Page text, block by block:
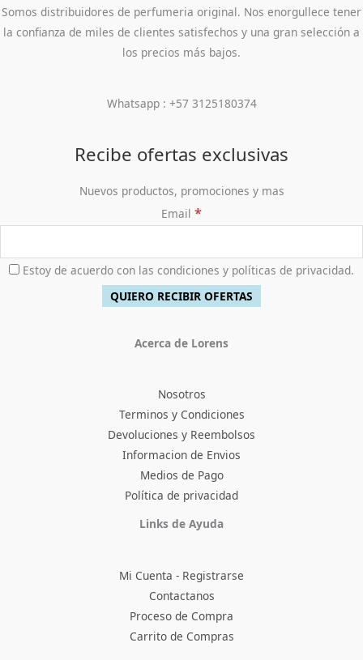
Somos distribuidores de perfumeria original. Nos enorgullece tener
la confianza de miles de clientes satisfechos y una gran selección a
los precios más bajos.
Whatsapp : +57 3125180374
Recibe ofertas exclusivas
Nuevos productos, promociones y mas
Email *
Estoy de acuerdo con las condiciones y políticas de privacidad.
Acerca de Lorens
Nosotros
Terminos y Condiciones
Devoluciones y Reembolsos
Informacion de Envios
Medios de Pago
Política de privacidad
Links de Ayuda
Mi Cuenta - Registrarse
Contactanos
Proceso de Compra
Carrito de Compras
Facebook
Instagram
TikTokPinterest